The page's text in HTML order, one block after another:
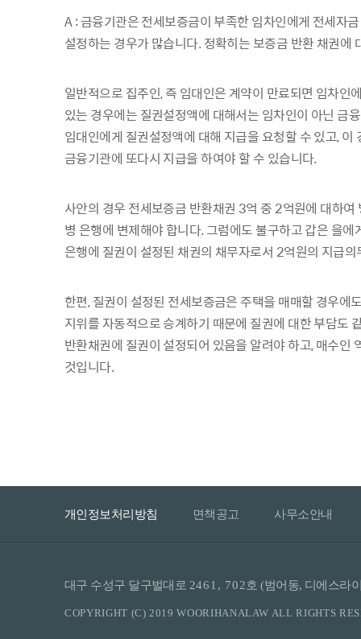
A : 금융기관은 전세보증금이 부족한 임차인에게 전세자
설정하는 경우가 많습니다. 정확히는 보증금 반환 채권에
일반적으로 집주인, 즉 임대인은 계약이 만료되면 임차
있는 경우에는 질권설정액에 대해서는 임차인이 아닌 금
임대인에게 질권설정액에 대해 지급을 요청할 수 있고,
금융기관에 또다시 지급을 하여야 할 수 있습니다.
사안의 경우 전세보증금 반환채권 3억 중 2억원에 대하
병 은행에 변제해야 합니다. 그럼에도 불구하고 갑은 을
은행에 질권이 설정된 채권의 채무자로서 2억원의 지급
한편, 질권이 설정된 전세보증금은 주택을 매매할 경우
지위를 자동적으로 승계하기 때문에 질권에 대한 부담도
반환채권에 질권이 설정되어 있음을 알려야 하고, 매수
것입니다.
개인정보처리방침 면책공고 사무소안내
대구 수성구 달구벌대로 2461, 702호 (범어동, 디에스
COPYRIGHT (C) 2019 WOORIHANALAW ALL RIGHTS